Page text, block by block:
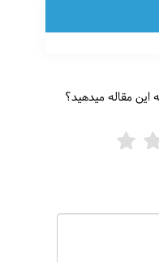
این مقاله میدهید؟